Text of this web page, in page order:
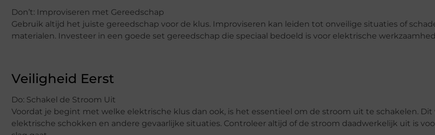
Don’t: Improviseren met Gereedschap
Gebruik altijd het juiste gereedschap voor de klus. Improviseren kan leiden tot onveilige situaties of
materialen. Investeer in een goede set gereedschap die speciaal bedoeld is voor elektrische
Veiligheid Eerst
Do: Schakel de Stroom Uit
Voordat je begint met welke elektrische klus dan ook, is het essentieel om de stroom uit te schakelen.
elektrische schokken en andere gevaarlijke situaties. Controleer altijd of de stroom daadwerkelijk uit is